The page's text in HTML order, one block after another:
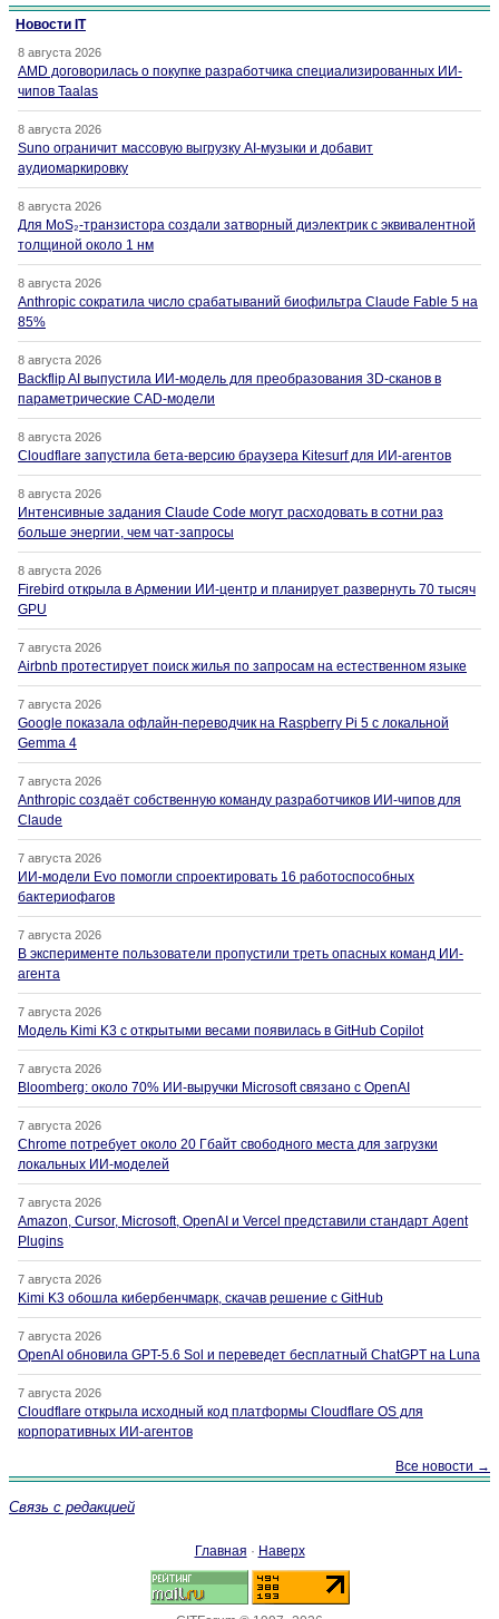
Новости IT
8 августа 2026
AMD договорилась о покупке разработчика специализированных ИИ-
чипов Taalas
8 августа 2026
Suno ограничит массовую выгрузку AI-музыки и добавит
аудиомаркировку
8 августа 2026
Для MoS₂-транзистора создали затворный диэлектрик с эквивалентной
толщиной около 1 нм
8 августа 2026
Anthropic сократила число срабатываний биофильтра Claude Fable 5 на
85%
8 августа 2026
Backflip AI выпустила ИИ-модель для преобразования 3D-сканов в
параметрические CAD-модели
8 августа 2026
Cloudflare запустила бета-версию браузера Kitesurf для ИИ-агентов
8 августа 2026
Интенсивные задания Claude Code могут расходовать в сотни раз
больше энергии, чем чат-запросы
8 августа 2026
Firebird открыла в Армении ИИ-центр и планирует развернуть 70 тысяч
GPU
7 августа 2026
Airbnb протестирует поиск жилья по запросам на естественном языке
7 августа 2026
Google показала офлайн-переводчик на Raspberry Pi 5 с локальной
Gemma 4
7 августа 2026
Anthropic создаёт собственную команду разработчиков ИИ-чипов для
Claude
7 августа 2026
ИИ-модели Evo помогли спроектировать 16 работоспособных
бактериофагов
7 августа 2026
В эксперименте пользователи пропустили треть опасных команд ИИ-
агента
7 августа 2026
Модель Kimi K3 с открытыми весами появилась в GitHub Copilot
7 августа 2026
Bloomberg: около 70% ИИ-выручки Microsoft связано с OpenAI
7 августа 2026
Chrome потребует около 20 Гбайт свободного места для загрузки
локальных ИИ-моделей
7 августа 2026
Amazon, Cursor, Microsoft, OpenAI и Vercel представили стандарт Agent
Plugins
7 августа 2026
Kimi K3 обошла кибербенчмарк, скачав решение с GitHub
7 августа 2026
OpenAI обновила GPT-5.6 Sol и переведет бесплатный ChatGPT на Luna
7 августа 2026
Cloudflare открыла исходный код платформы Cloudflare OS для
корпоративных ИИ-агентов
Все новости →
Связь с редакцией
Главная · Наверх